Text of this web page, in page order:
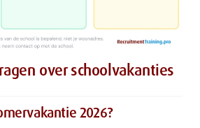
over schoolvakanties
2026?